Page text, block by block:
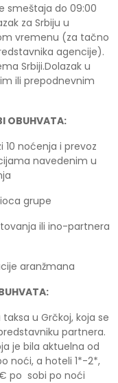
smeštaja do 09:00
za Srbiju u
vremenu (za tačno
agencije).
Srbiji.Dolazak u
ili prepodnevnim
OBUHVATA:
10 noćenja i prevoz
navedenim u
grupe
ili ino-partnera
aranžmana
u Grčkoj, koja se
partnera.
je bila aktuelna od
noći, a hoteli 1*-2*,
po sobi po noći